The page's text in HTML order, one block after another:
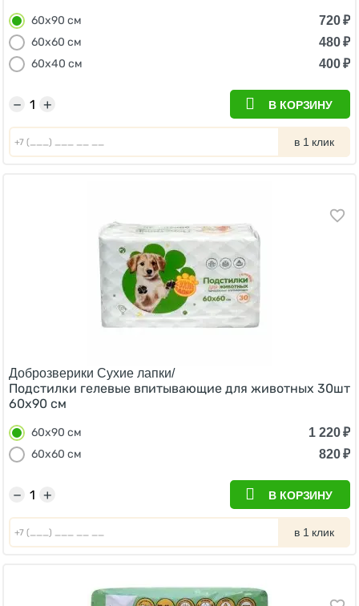
60х90 см 720₽
60х60 см
480₽
60х40 см
400₽
+
− В КОРЗИНУ
в 1 клик
Доброзверики Сухие лапки/
Подстилки гелевые впитывающие для животных 30шт
60х90 см
60х90 см 1 220₽
60х60 см
820₽
+
− В КОРЗИНУ
в 1 клик